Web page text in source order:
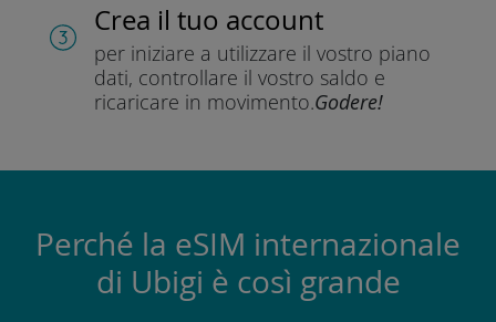
Crea il tuo account
per iniziare a utilizzare il vostro piano
dati, controllare il vostro saldo e
ricaricare in movimento.Godere!
Perché la eSIM internazionale
di Ubigi è così grande